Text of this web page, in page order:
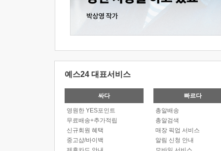
예스24 대표서비스
싸다
영원한 YES포인트
무료배송+추가적립
신규회원 혜택
중고샵/바이백
빠르다
총알배송
총알검색
매장 픽업 서비스
알림 신청 안내